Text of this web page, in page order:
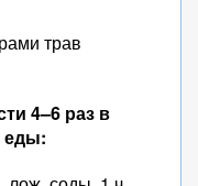
трав
4–6 раз в
еды: